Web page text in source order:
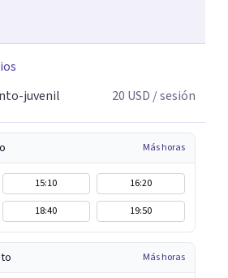
e integral y el crecimiento personal
recibir apoyo profesional y
lugar.
juvenil
20 USD / sesión
Más horas
15:10
16:20
18:40 19:50
Más horas